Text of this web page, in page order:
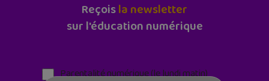
Reçoisla newsletter
sur l'éducation numérique
Parentalité numérique (le lundi matin)